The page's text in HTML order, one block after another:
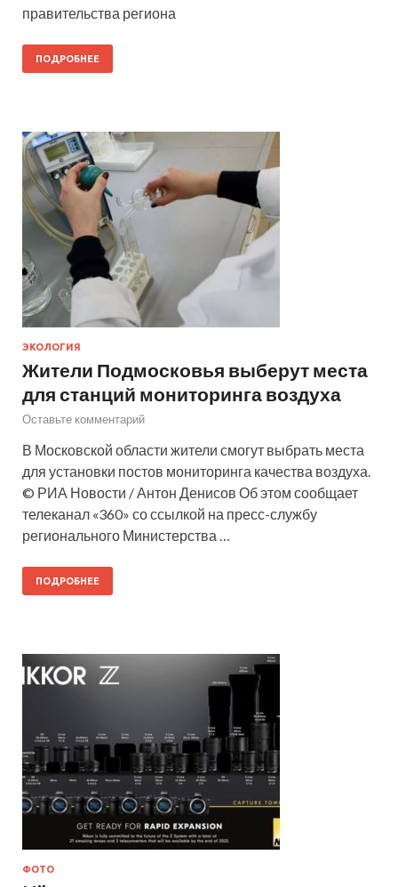
правительства региона
ПОДРОБНЕЕ
ЭКОЛОГИЯ
Жители Подмосковья выберут места
для станций мониторинга воздуха
Оставьте комментарий
В Московской области жители смогут выбрать места
для установки постов мониторинга качества воздуха.
© РИА Новости / Антон Денисов Об этом сообщает
телеканал «360» со ссылкой на пресс-службу
регионального Министерства …
ПОДРОБНЕЕ
ФОТО